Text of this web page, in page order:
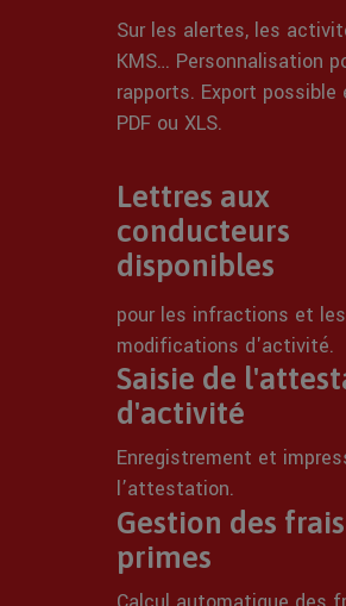
Sur les alertes, les
KMS… Personnalisation
rapports. Export possible
PDF ou XLS.
Lettres aux
conducteurs
disponibles
pour les infractions et les
modifications d'activité.
Saisie de
d'activité
Enregistrement et
l’attestation.
Gestion des
primes